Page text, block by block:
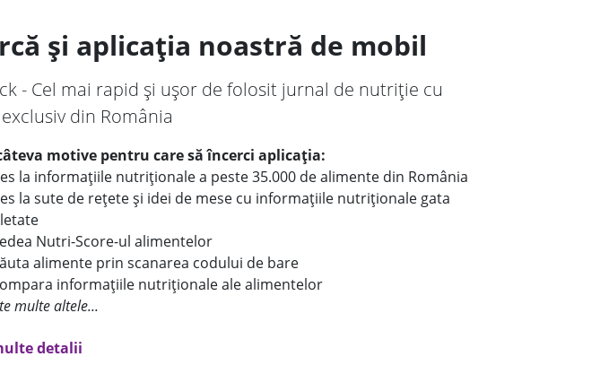
și aplicația noastră de mobil
- Cel mai rapid și ușor de folosit jurnal de nutriție cu
din România
motive pentru care să încerci aplicația:
la informațiile nutriționale a peste 35.000 de alimente din România
la sute de rețete și idei de mese cu informațiile nutriționale gata
Nutri-Score-ul alimentelor
alimente prin scanarea codului de bare
informațiile nutriționale ale alimentelor
multe altele...
detalii